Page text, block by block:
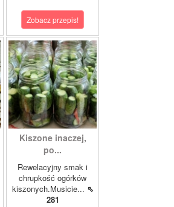
Zobacz przepis!
Kiszone inaczej,
po...
Rewelacyjny smak i
chrupkość ogórków
kiszonych.Musicie... ⇖
281